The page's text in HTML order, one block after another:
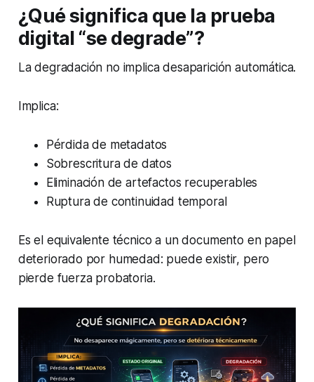
¿Qué significa que la prueba
digital “se degrade”?
La degradación no implica desaparición automática.
Implica:
Pérdida de metadatos
Sobrescritura de datos
Eliminación de artefactos recuperables
Ruptura de continuidad temporal
Es el equivalente técnico a un documento en papel
deteriorado por humedad: puede existir, pero
pierde fuerza probatoria.